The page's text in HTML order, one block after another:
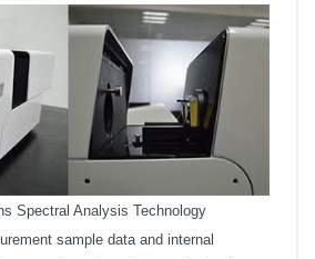
Spectral Analysis Technology
sample data and internal